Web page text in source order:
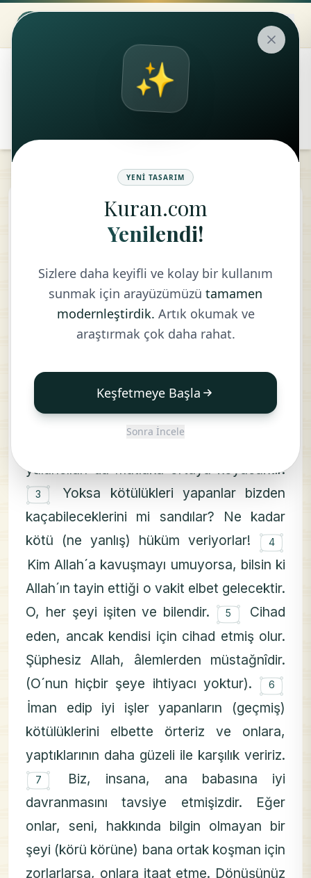
Ankebut Suresi
TÜRKÇE - DIYANET VAKFI
Elif. Lâm. Mîm. ۝
İnsanlar, imtihandan
demeleriyle bırakılıvereceklerini mi
۝
2
Andolsun ki, biz onlardan
öncekileri de imtihandan geçirmişizdir.
yalancıları da mutlaka ortaya koyacaktır.
۝
3
Yoksa kötülükleri yapanlar bizden
kaçabileceklerini mi sandılar? Ne kadar
kötü (ne yanlış) hüküm veriyorlar! ۝
4
Kim Allah´a kavuşmayı umuyorsa, bilsin ki
Allah´ın tayin ettiği o vakit elbet gelecektir.
O, her şeyi işiten ve bilendir. ۝
5
Cihad
eden, ancak kendisi için cihad etmiş olur.
Şüphesiz Allah, âlemlerden müstağnîdir.
(O´nun hiçbir şeye ihtiyacı yoktur). ۝
6
İman edip iyi işler yapanların (geçmiş)
kötülüklerini elbette örteriz ve onlara,
yaptıklarının daha güzeli ile karşılık veririz.
۝
7
Biz, insana, ana babasına iyi
davranmasını tavsiye etmişizdir. Eğer
onlar, seni, hakkında bilgin olmayan bir
şeyi (körü körüne) bana ortak koşman için
zorlarlarsa, onlara itaat etme. Dönüşünüz
✨
YENI TASARIM
Kuran.com
Yenilendi!
Sizlere daha keyifli ve kolay bir kullanım
sunmak için arayüzümüzü tamamen
modernleştirdik. Artık okumak ve
araştırmak çok daha rahat.
Keşfetmeye Başla
Sonra İncele